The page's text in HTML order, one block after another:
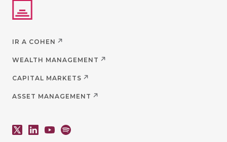
IR A COHEN
WEALTH MANAGEMENT
CAPITAL MARKETS
ASSET MANAGEMENT